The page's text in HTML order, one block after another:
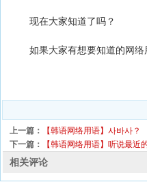
现在大家知道了吗？
如果大家有想要知道的网
上一篇：
【韩语网络用语】사바사？
下一篇：
【韩语网络用语】听说最近
相关评论